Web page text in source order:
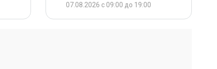
07.08.2026 с 09:00 до 19:00